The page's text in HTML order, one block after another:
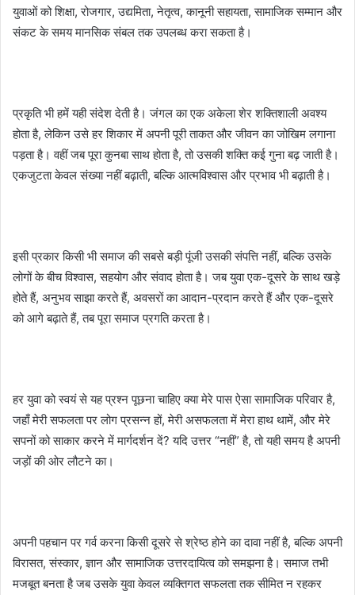
युवाओं को शिक्षा, रोजगार, उद्यमिता, नेतृत्व, कानूनी सहायता, सामाजिक सम्मान और
संकट के समय मानसिक संबल तक उपलब्ध करा सकता है।
प्रकृति भी हमें यही संदेश देती है। जंगल का एक अकेला शेर शक्तिशाली अवश्य
होता है, लेकिन उसे हर शिकार में अपनी पूरी ताकत और जीवन का जोखिम लगाना
पड़ता है। वहीं जब पूरा कुनबा साथ होता है, तो उसकी शक्ति कई गुना बढ़ जाती है।
एकजुटता केवल संख्या नहीं बढ़ाती, बल्कि आत्मविश्वास और प्रभाव भी बढ़ाती है।
इसी प्रकार किसी भी समाज की सबसे बड़ी पूंजी उसकी संपत्ति नहीं, बल्कि उसके
लोगों के बीच विश्वास, सहयोग और संवाद होता है। जब युवा एक-दूसरे के साथ खड़े
होते हैं, अनुभव साझा करते हैं, अवसरों का आदान-प्रदान करते हैं और एक-दूसरे
को आगे बढ़ाते हैं, तब पूरा समाज प्रगति करता है।
हर युवा को स्वयं से यह प्रश्न पूछना चाहिए क्या मेरे पास ऐसा सामाजिक परिवार है,
जहाँ मेरी सफलता पर लोग प्रसन्न हों, मेरी असफलता में मेरा हाथ थामें, और मेरे
सपनों को साकार करने में मार्गदर्शन दें? यदि उत्तर “नहीं” है, तो यही समय है अपनी
जड़ों की ओर लौटने का।
अपनी पहचान पर गर्व करना किसी दूसरे से श्रेष्ठ होने का दावा नहीं है, बल्कि अपनी
विरासत, संस्कार, ज्ञान और सामाजिक उत्तरदायित्व को समझना है। समाज तभी
मजबूत बनता है जब उसके युवा केवल व्यक्तिगत सफलता तक सीमित न रहकर